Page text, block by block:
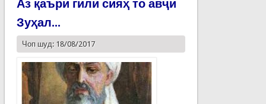
Аз қаъри гили сияҳ то авҷи
Зуҳал...
Чоп шуд: 18/08/2017